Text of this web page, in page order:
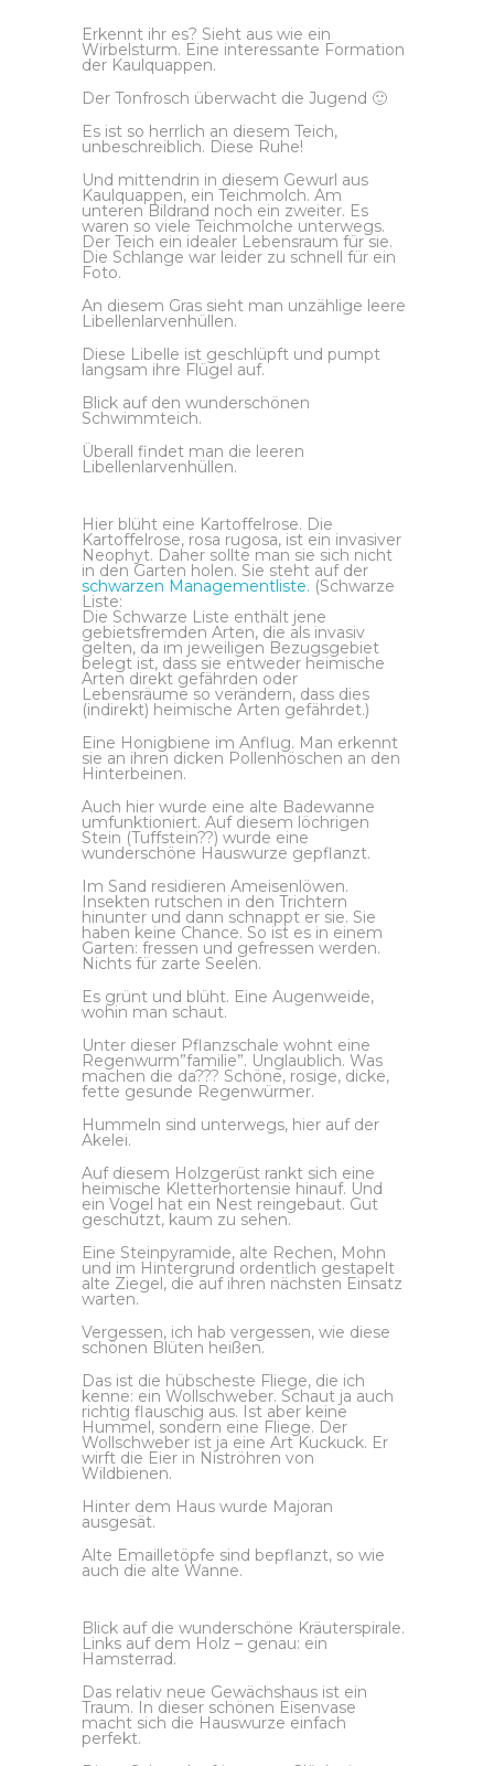
Erkennt ihr es? Sieht aus wie ein
Wirbelsturm. Eine interessante Formation
der Kaulquappen.
Der Tonfrosch überwacht die Jugend 🙂
Es ist so herrlich an diesem Teich,
unbeschreiblich. Diese Ruhe!
Und mittendrin in diesem Gewurl aus
Kaulquappen, ein Teichmolch. Am
unteren Bildrand noch ein zweiter. Es
waren so viele Teichmolche unterwegs.
Der Teich ein idealer Lebensraum für sie.
Die Schlange war leider zu schnell für ein
Foto.
An diesem Gras sieht man unzählige leere
Libellenlarvenhüllen.
Diese Libelle ist geschlüpft und pumpt
langsam ihre Flügel auf.
Blick auf den wunderschönen
Schwimmteich.
Überall findet man die leeren
Libellenlarvenhüllen.
Hier blüht eine Kartoffelrose. Die
Kartoffelrose, rosa rugosa, ist ein invasiver
Neophyt. Daher sollte man sie sich nicht
in den Garten holen. Sie steht auf der
schwarzen Managementliste. (Schwarze
Liste:
Die Schwarze Liste enthält jene
gebietsfremden Arten, die als invasiv
gelten, da im jeweiligen Bezugsgebiet
belegt ist, dass sie entweder heimische
Arten direkt gefährden oder
Lebensräume so verändern, dass dies
(indirekt) heimische Arten gefährdet.)
Eine Honigbiene im Anflug. Man erkennt
sie an ihren dicken Pollenhöschen an den
Hinterbeinen.
Auch hier wurde eine alte Badewanne
umfunktioniert. Auf diesem löchrigen
Stein (Tuffstein??) wurde eine
wunderschöne Hauswurze gepflanzt.
Im Sand residieren Ameisenlöwen.
Insekten rutschen in den Trichtern
hinunter und dann schnappt er sie. Sie
haben keine Chance. So ist es in einem
Garten: fressen und gefressen werden.
Nichts für zarte Seelen.
Es grünt und blüht. Eine Augenweide,
wohin man schaut.
Unter dieser Pflanzschale wohnt eine
Regenwurm”familie”. Unglaublich. Was
machen die da??? Schöne, rosige, dicke,
fette gesunde Regenwürmer.
Hummeln sind unterwegs, hier auf der
Akelei.
Auf diesem Holzgerüst rankt sich eine
heimische Kletterhortensie hinauf. Und
ein Vogel hat ein Nest reingebaut. Gut
geschützt, kaum zu sehen.
Eine Steinpyramide, alte Rechen, Mohn
und im Hintergrund ordentlich gestapelt
alte Ziegel, die auf ihren nächsten Einsatz
warten.
Vergessen, ich hab vergessen, wie diese
schönen Blüten heißen.
Das ist die hübscheste Fliege, die ich
kenne: ein Wollschweber. Schaut ja auch
richtig flauschig aus. Ist aber keine
Hummel, sondern eine Fliege. Der
Wollschweber ist ja eine Art Kuckuck. Er
wirft die Eier in Niströhren von
Wildbienen.
Hinter dem Haus wurde Majoran
ausgesät.
Alte Emailletöpfe sind bepflanzt, so wie
auch die alte Wanne.
Blick auf die wunderschöne Kräuterspirale.
Links auf dem Holz – genau: ein
Hamsterrad.
Das relativ neue Gewächshaus ist ein
Traum. In dieser schönen Eisenvase
macht sich die Hauswurze einfach
perfekt.